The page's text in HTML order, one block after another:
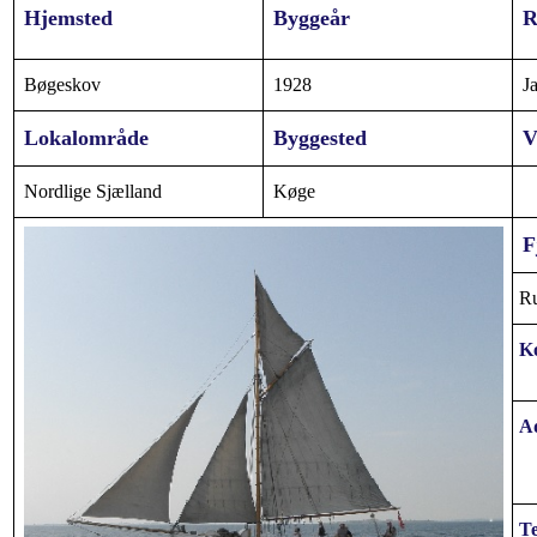
Hjemsted Byggeår
Bøgeskov 1928
Lokalområde Byggested
Nordlige Sjælland Køge